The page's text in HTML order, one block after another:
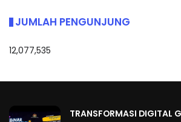
JUMLAH PENGUNJUNG
12,077,535
TRANSFORMASI DIGITAL